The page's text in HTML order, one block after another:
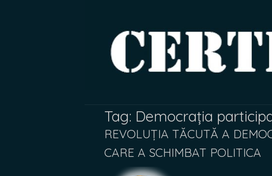
Tag: Democrația
REVOLUȚIA TĂCUTĂ A
CARE A SCHIMBAT POLITICA